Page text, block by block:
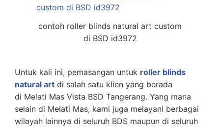
contoh roller blinds natural art custom
di BSD id3972
Untuk kali ini, pemasangan untuk roller blinds
natural art di salah satu klien yang berada
di Melati Mas Vista BSD Tangerang. Yang mana
selain di Melati Mas, kami juga melayani berbagai
wilayah lainnya di seluruh BDS maupun di seluruh